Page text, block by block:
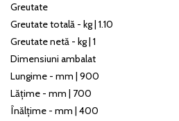
Greutate
Greutate totală - kg | 1.10
Greutate netă - kg | 1
Dimensiuni ambalat
Lungime - mm | 900
Lățime - mm | 700
Înălțime - mm | 400